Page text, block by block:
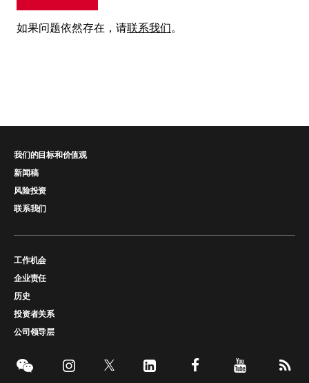
如果问题依然存在，请联系我们。
我们的目标和价值观
新闻稿
风险投资
联系我们
工作机会
企业责任
历史
投资者关系
公司领导层